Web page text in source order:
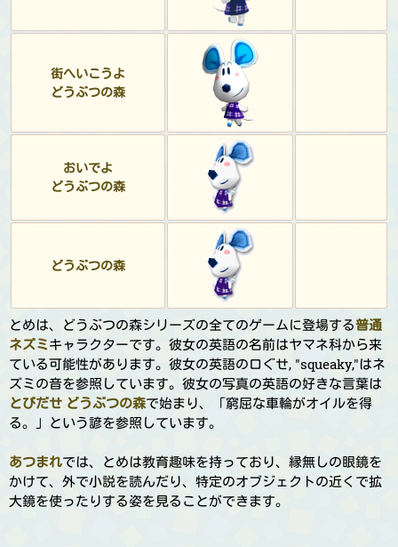
街へいこうよ
どうぶつの森
おいでよ
どうぶつの森
どうぶつの森
とめは、どうぶつの森シリーズの全てのゲームに登場する普通
ネズミキャラクターです。彼女の英語の名前はヤマネ科から来
ている可能性があります。彼女の英語の口ぐせ, "squeaky,"はネ
ズミの音を参照しています。彼女の写真の英語の好きな言葉は
とびだせ どうぶつの森で始まり、「窮屈な車輪がオイルを得
る。」という諺を参照しています。
あつまれでは、とめは教育趣味を持っており、縁無しの眼鏡を
かけて、外で小説を読んだり、特定のオブジェクトの近くで拡
大鏡を使ったりする姿を見ることができます。